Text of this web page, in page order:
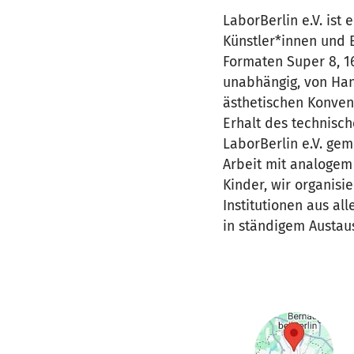
LaborBerlin e.V. ist
Künstler*innen und
Formaten Super 8,
unabhängig, von
ästhetischen
Erhalt des
LaborBerlin e.V.
Arbeit mit
Kinder, wir
Institutionen aus
in ständigem